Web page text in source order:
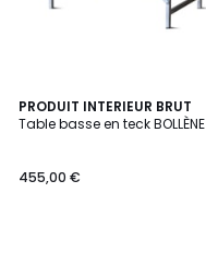
PRODUIT INTERIEUR BRUT
Table basse en teck BOLLÈNE
455,00 €